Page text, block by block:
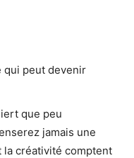
qui peut devenir
que peu
jamais une
la créativité comptent